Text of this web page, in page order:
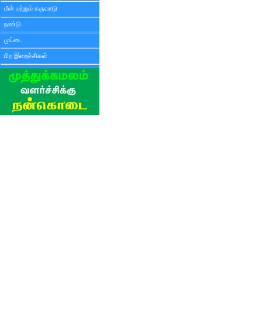
மீன் மற்றும் கருவாடு
நண்டு
முட்டை
பிற இறைச்சிகள்